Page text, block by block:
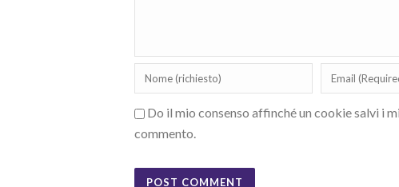
Do il mio consenso affinché un cookie salvi i
commento.